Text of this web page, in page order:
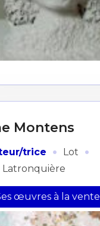
Montens
trice · Lot ·
Latronquière
œuvres à la vente